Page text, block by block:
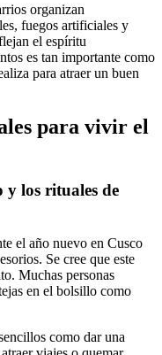
organizan
fuegos artificiales y
el espíritu
es tan importante como
para atraer un buen
para vivir el
los rituales de
el año nuevo en Cusco
Se cree que este
Muchas personas
en el bolsillo como
como dar una